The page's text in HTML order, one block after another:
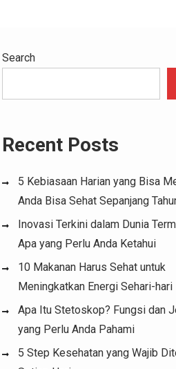
Search
Recent Posts
5 Kebiasaan Harian yang Bisa
Anda Bisa Sehat Sepanjang
Inovasi Terkini dalam Dunia
Apa yang Perlu Anda Ketahui
10 Makanan Harus Sehat untuk
Meningkatkan Energi Sehari-hari
Apa Itu Stetoskop? Fungsi dan
yang Perlu Anda Pahami
5 Step Kesehatan yang Wajib